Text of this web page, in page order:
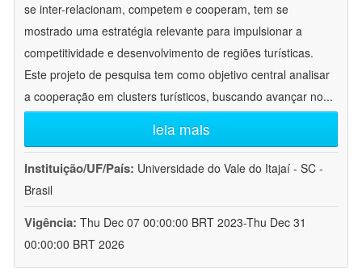
se inter-relacionam, competem e cooperam, tem se
mostrado uma estratégia relevante para impulsionar a
competitividade e desenvolvimento de regiões turísticas.
Este projeto de pesquisa tem como objetivo central analisar
a cooperação em clusters turísticos, buscando avançar no...
leia mais
Instituição/UF/País: Universidade do Vale do Itajaí - SC -
Brasil
Vigência: Thu Dec 07 00:00:00 BRT 2023-Thu Dec 31
00:00:00 BRT 2026